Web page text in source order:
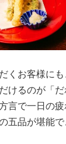
くお客様に
けるのが「
言で一日の
五品が堪能